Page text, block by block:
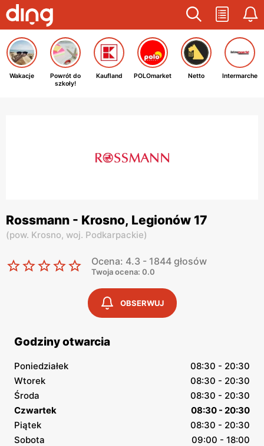
Wakacje
Powrót do
szkoły!
Kaufland POLOmarket Netto Intermarche
Rossmann - Krosno, Legionów 17
(pow. Krosno, woj. Podkarpackie)
Ocena: 4.3 - 1844 głosów
Twoja ocena: 0.0
OBSERWUJ
Godziny otwarcia
Poniedziałek
08:30 - 20:30
Wtorek
08:30 - 20:30
Środa
08:30 - 20:30
Czwartek
08:30 - 20:30
Piątek
08:30 - 20:30
Sobota
09:00 - 18:00